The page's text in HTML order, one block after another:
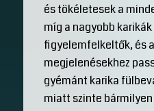
és tökéletesek a
míg a nagyobb
figyelemfelkeltők, és
megjelenésekhez
gyémánt karika
miatt szinte